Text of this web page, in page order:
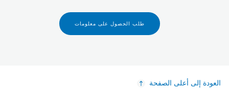
طلب الحصول على معلومات
العودة إلى أعلى الصفحة